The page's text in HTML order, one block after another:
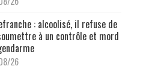
: alcoolisé, il refuse de
à un contrôle et mord
26